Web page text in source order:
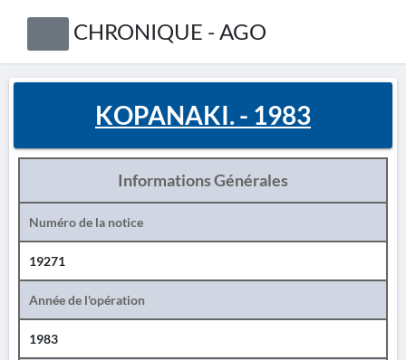
CHRONIQUE - AGO
KOPANAKI. - 1983
Informations Générales
Numéro de la notice
19271
Année de l'opération
1983